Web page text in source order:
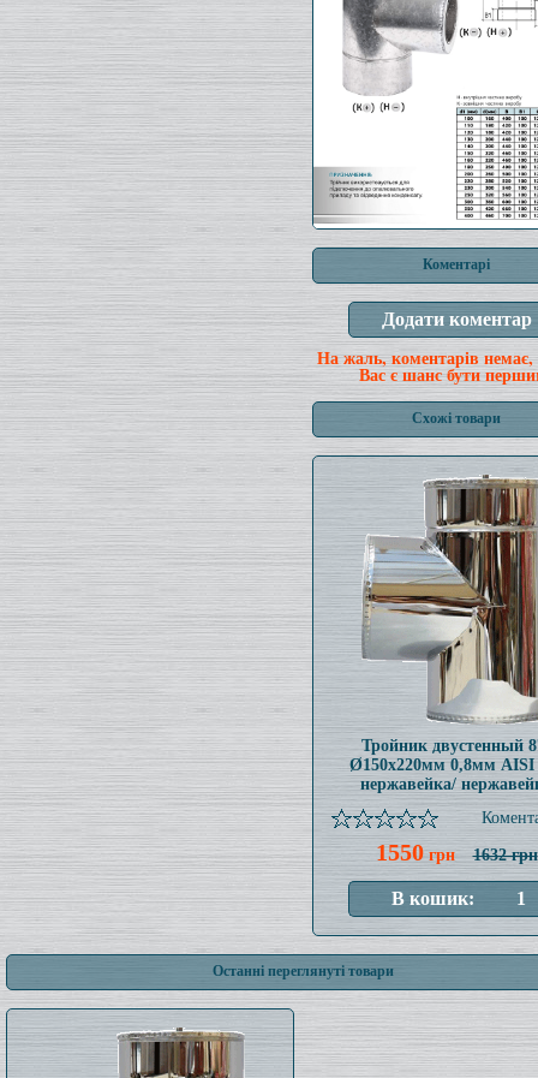
Коментарі
На жаль, коментарів немає,
Вас є шанс бути
Схожі товари
Тройник двустенный
Ø150x220мм 0,8мм AISI
нержавейка/
1550грн 1632 грн
Останні переглянуті товари